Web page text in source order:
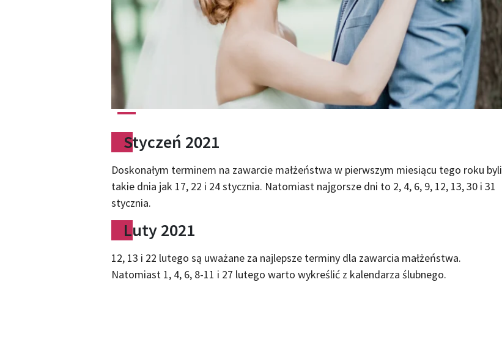
Styczeń 2021
Doskonałym terminem na zawarcie małżeństwa w pierwszym miesiącu tego roku byli
takie dnia jak 17, 22 i 24 stycznia. Natomiast najgorsze dni to 2, 4, 6, 9, 12, 13, 30 i 31
stycznia.
Luty 2021
12, 13 i 22 lutego są uważane za najlepsze terminy dla zawarcia małżeństwa.
Natomiast 1, 4, 6, 8-11 i 27 lutego warto wykreślić z kalendarza ślubnego.